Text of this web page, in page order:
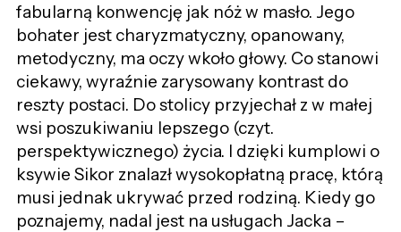
fabularną konwencję jak nóż w masło. Jego
bohater jest charyzmatyczny, opanowany,
metodyczny, ma oczy wkoło głowy. Co stanowi
ciekawy, wyraźnie zarysowany kontrast do
reszty postaci. Do stolicy przyjechał z w małej
wsi poszukiwaniu lepszego (czyt.
perspektywicznego) życia. I dzięki kumplowi o
ksywie Sikor znalazł wysokopłatną pracę, którą
musi jednak ukrywać przed rodziną. Kiedy go
poznajemy, nadal jest na usługach Jacka –